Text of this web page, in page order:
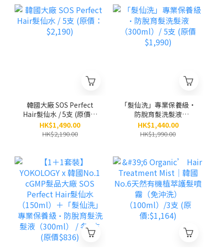
韓國大廠 SOS Perfect
Hair髮仙水 / 5支 (原價：
$2,190)
HK$1,490.00
HK$2,190.00
「髮仙洗」專業保養級•
防脫育髮洗髮液
（300ml）/ 5支 (原價
$1,990)
HK$1,440.00
HK$1,990.00